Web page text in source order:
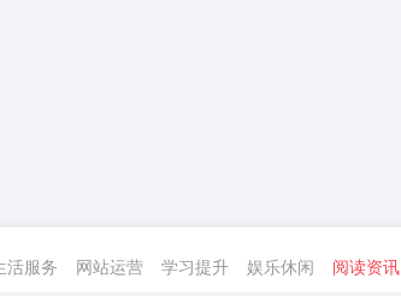
活服务 网站运营 学习提升 娱乐休闲 阅读资讯